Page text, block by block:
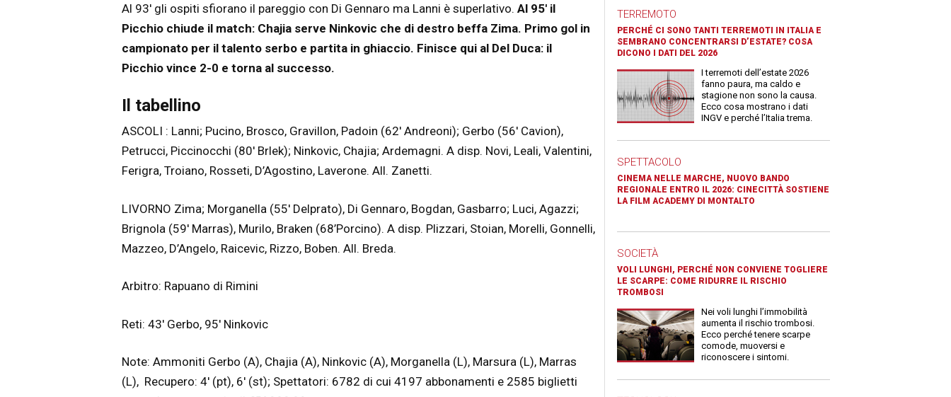
Al 93′ gli ospiti sfiorano il pareggio con Di Gennaro ma Lanni è superlativo. Al 95′ il
Picchio chiude il match: Chajia serve Ninkovic che di destro beffa Zima. Primo gol in
campionato per il talento serbo e partita in ghiaccio. Finisce qui al Del Duca: il
Picchio vince 2-0 e torna al successo.
Il tabellino
ASCOLI : Lanni; Pucino, Brosco, Gravillon, Padoin (62′ Andreoni); Gerbo (56′ Cavion),
Petrucci, Piccinocchi (80′ Brlek); Ninkovic, Chajia; Ardemagni. A disp. Novi, Leali, Valentini,
Ferigra, Troiano, Rosseti, D’Agostino, Laverone. All. Zanetti.
LIVORNO Zima; Morganella (55′ Delprato), Di Gennaro, Bogdan, Gasbarro; Luci, Agazzi;
Brignola (59′ Marras), Murilo, Braken (68’Porcino). A disp. Plizzari, Stoian, Morelli, Gonnelli,
Mazzeo, D’Angelo, Raicevic, Rizzo, Boben. All. Breda.
Arbitro: Rapuano di Rimini
Reti: 43′ Gerbo, 95′ Ninkovic
Note: Ammoniti Gerbo (A), Chajia (A), Ninkovic (A), Morganella (L), Marsura (L), Marras
(L), Recupero: 4′ (pt), 6′ (st); Spettatori: 6782 di cui 4197 abbonamenti e 2585 biglietti
TERREMOTO
PERCHÉ CI SONO TANTI TERREMOTI IN ITALIA E
SEMBRANO CONCENTRARSI D’ESTATE? COSA
DICONO I DATI DEL 2026
I terremoti dell’estate 2026
fanno paura, ma caldo e
stagione non sono la causa.
Ecco cosa mostrano i dati
INGV e perché l’Italia trema.
SPETTACOLO
CINEMA NELLE MARCHE, NUOVO BANDO
REGIONALE ENTRO IL 2026: CINECITTÀ SOSTIENE
LA FILM ACADEMY DI MONTALTO
SOCIETÀ
VOLI LUNGHI, PERCHÉ NON CONVIENE TOGLIERE
LE SCARPE: COME RIDURRE IL RISCHIO
TROMBOSI
Nei voli lunghi l’immobilità
aumenta il rischio trombosi.
Ecco perché tenere scarpe
comode, muoversi e
riconoscere i sintomi.